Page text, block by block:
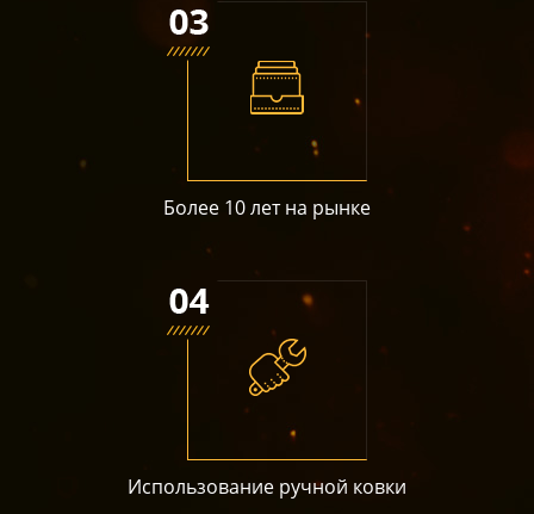
Более 10 лет на рынке
Использование ручной ковки